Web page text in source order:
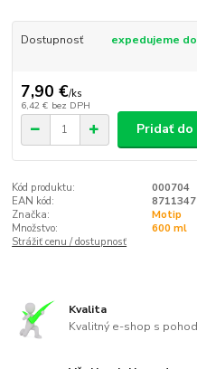
Dostupnosť expedujeme
7,90 €/ks
6,42 € bez DPH
Pridať do
Kód produktu:
000704
EAN kód:
Značka:
Motip
Množstvo:
600 ml
Strážiť cenu / dostupnosť
Kvalita
Kvalitný e-shop s